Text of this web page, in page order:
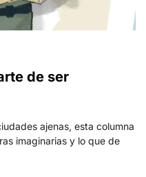
de ser
ajenas, esta columna
imaginarias y lo que de